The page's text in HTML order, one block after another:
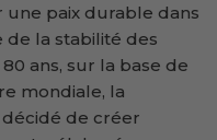
une paix durable dans
de la stabilité des
ans, sur la base de
mondiale, la
de créer